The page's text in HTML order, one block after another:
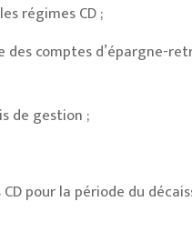
régimes CD ;
comptes d’épargne-
de gestion ;
pour la période du